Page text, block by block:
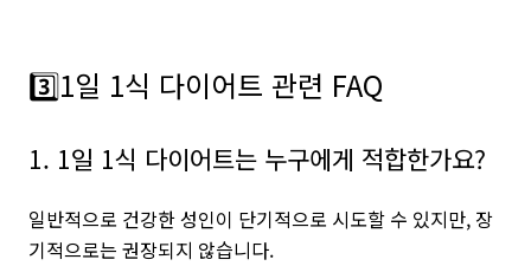
3️⃣1일 1식 다이어트 관련 FAQ
1. 1일 1식 다이어트는 누구에게 적합한가요?
일반적으로 건강한 성인이 단기적으로 시도할 수 있지만, 장
기적으로는 권장되지 않습니다.